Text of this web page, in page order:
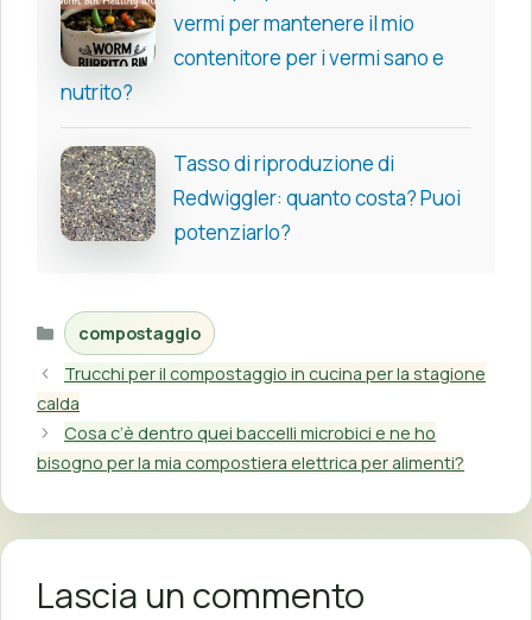
vermi per mantenere il mio
contenitore per i vermi sano e
nutrito?
Tasso di riproduzione di
Redwiggler: quanto costa? Puoi
potenziarlo?
Categorie
compostaggio
Trucchi per il compostaggio in cucina per la stagione
calda
Cosa c’è dentro quei baccelli microbici e ne ho
bisogno per la mia compostiera elettrica per alimenti?
Lascia un commento